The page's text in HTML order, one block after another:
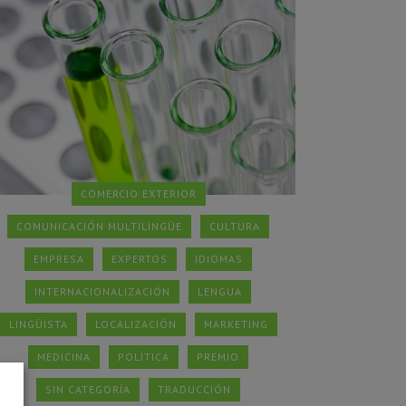
COMERCIO EXTERIOR
COMUNICACIÓN MULTILINGÜE CULTURA
EMPRESA EXPERTOS IDIOMAS
INTERNACIONALIZACIÓN LENGUA
LINGÜISTA LOCALIZACIÓN MARKETING
MEDICINA POLÍTICA PREMIO
SIN CATEGORÍA TRADUCCIÓN